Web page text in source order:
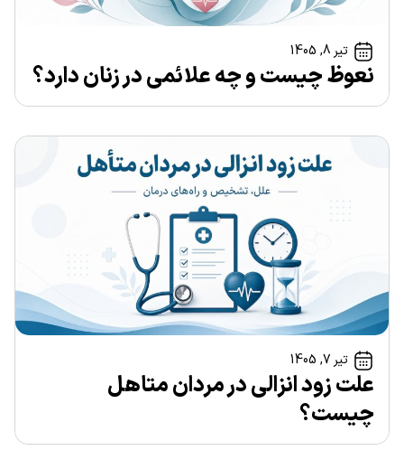
تیر 8, 1405
نعوظ چیست و چه علائمی در زنان دارد؟
تیر 7, 1405
علت زود انزالی در مردان متاهل
چیست؟